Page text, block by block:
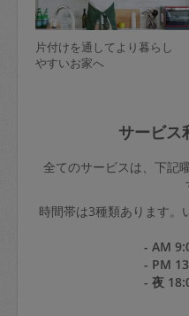
片付けを通してより暮らし
やすいお家へ
サービス
全てのサービスは、下記
時間帯は3種類あります。
- AM
- PM
- 夜